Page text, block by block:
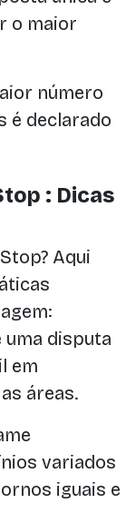
o maior
número
é declarado
: Dicas
Aqui
uma disputa
em
áreas.
variados
iguais e